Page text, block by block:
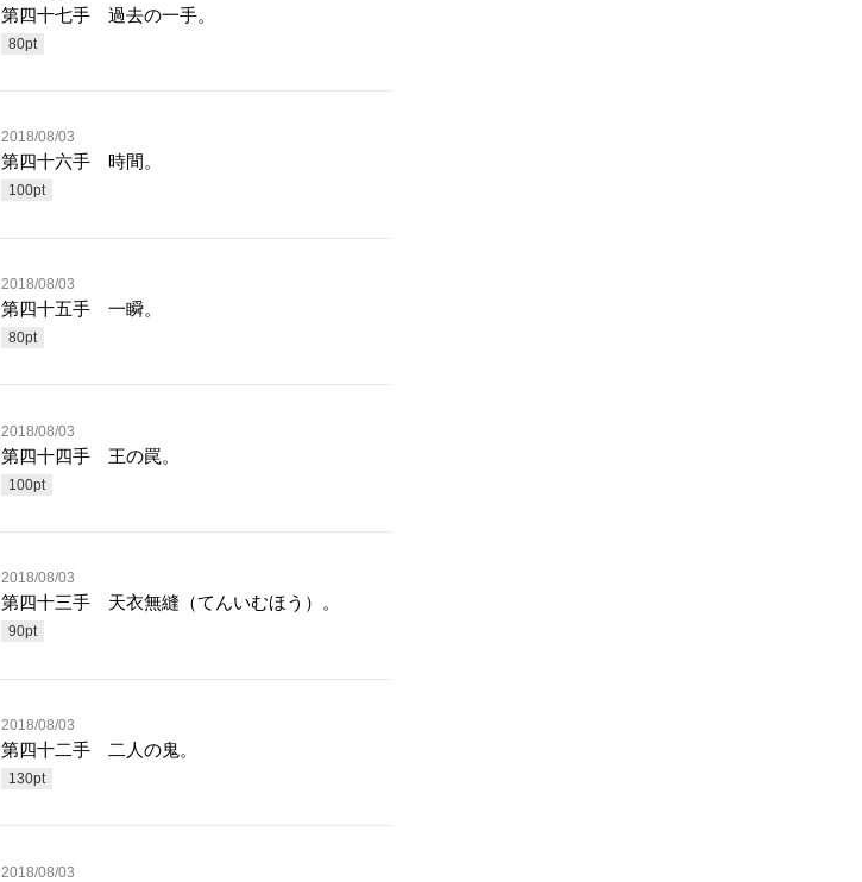
第四十七手 過去の一手。
80pt
2018/08/03
第四十六手 時間。
100pt
2018/08/03
第四十五手 一瞬。
80pt
2018/08/03
第四十四手 王の罠。
100pt
2018/08/03
第四十三手 天衣無縫（てんいむほう）。
90pt
2018/08/03
第四十二手 二人の鬼。
130pt
2018/08/03